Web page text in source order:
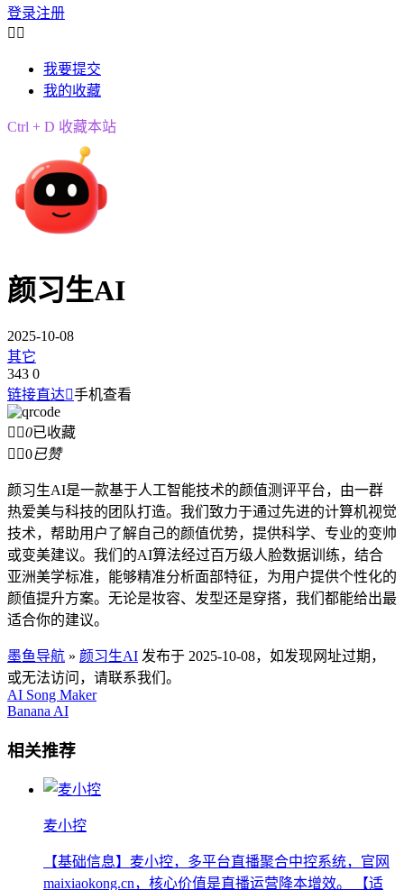
登录注册
 
我要提交
我的收藏
Ctrl + D 收藏本站
颜习生AI
2025-10-08
其它
343 0
链接直达手机查看
 0已收藏
 0已赞
颜习生AI是一款基于人工智能技术的颜值测评平台，由一群
热爱美与科技的团队打造。我们致力于通过先进的计算机视觉
技术，帮助用户了解自己的颜值优势，提供科学、专业的变帅
或变美建议。我们的AI算法经过百万级人脸数据训练，结合
亚洲美学标准，能够精准分析面部特征，为用户提供个性化的
颜值提升方案。无论是妆容、发型还是穿搭，我们都能给出最
适合你的建议。
墨鱼导航 » 颜习生AI 发布于 2025-10-08，如发现网址过期，
或无法访问，请联系我们。
AI Song Maker
Banana AI
相关推荐
麦小控
【基础信息】麦小控，多平台直播聚合中控系统，官网
maixiaokong.cn，核心价值是直播运营降本增效。 【适